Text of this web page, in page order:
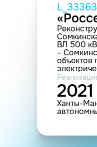
ВЛ 500
–
объектов
Ханты-